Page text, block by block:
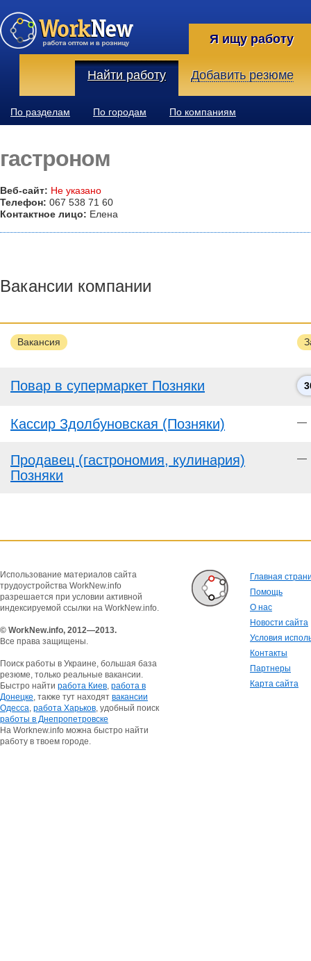
Я ищу работу
Найти работу Добавить резюме
По разделам По городам По компаниям
гастроном
Веб-сайт: Не указано
Телефон: 067 538 71 60
Контактное лицо: Елена
Вакансии компании
Вакансия
Повар в супермаркет Позняки
Кассир Здолбуновская (Позняки) —
Продавец (гастрономия, кулинария)
Позняки
—
Использование материалов сайта
трудоустройства WorkNew.info
разрешается при условии активной
индексируемой ссылки на WorkNew.info.
© WorkNew.info, 2012—2013.
Все права защищены.
Поиск работы в Украине, большая база
резюме, только реальные вакансии.
Быстро найти работа Киев, работа в
Донецке, также тут находят вакансии
Одесса, работа Харьков, удобный поиск
работы в Днепропетровске
На Worknew.info можна быстро найти
работу в твоем городе.
Главная
Помощь
О нас
Новости сайта
Условия
Контакты
Партнеры
Карта сайта